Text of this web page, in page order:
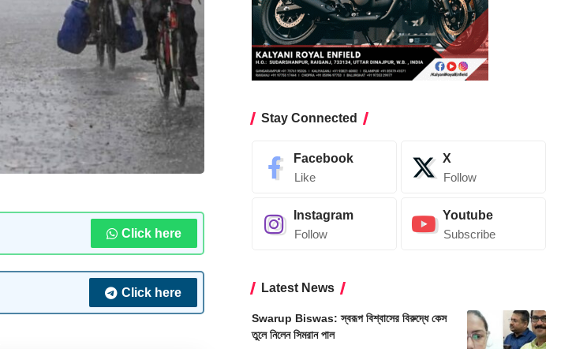
Click here
Click here
Stay Connected
Facebook
Like
X
Follow
Instagram
Follow
Youtube
Subscribe
Latest News
Swarup Biswas: স্বরূপ বিশ্বাসের বিরুদ্ধে কেস
তুলে নিলেন সিমরান পাল